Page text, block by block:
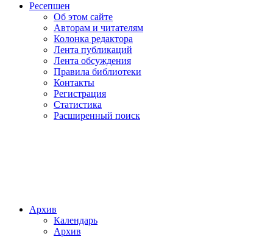
Ресепшен
Об этом сайте
Авторам и читателям
Колонка редактора
Лента публикаций
Лента обсуждения
Правила библиотеки
Контакты
Регистрация
Статистика
Расширенный поиск
Архив
Календарь
Архив